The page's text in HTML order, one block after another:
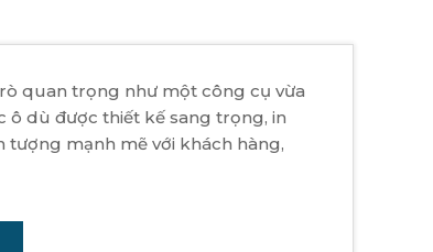
quan trọng như một công cụ vừa
ô dù được thiết kế sang trọng, in
tượng mạnh mẽ với khách hàng,